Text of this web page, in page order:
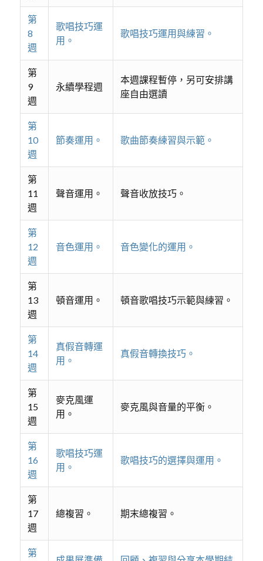
第
8
週
歌唱技巧運
用。
歌唱技巧運用與練習。
第
9
週
永續學程週
本週課程暫停，另可安排講
座自由選讀
第
10
週
節奏運用。 歌曲節奏練習與示範。
第
11
週
聲音運用。 聲音收放技巧。
第
12
週
音色運用。 音色變化的運用。
第
13
週
頓音運用。 頓音歌唱技巧示範與練習。
第
14
週
真假音轉運
用。
真假音轉換技巧。
第
15
週
麥克風運
用。
麥克風與音量的平衡。
第
16
週
歌唱技巧運
用。
歌唱技巧的選擇與運用。
第
17
週
總複習。 期末總複習。
第